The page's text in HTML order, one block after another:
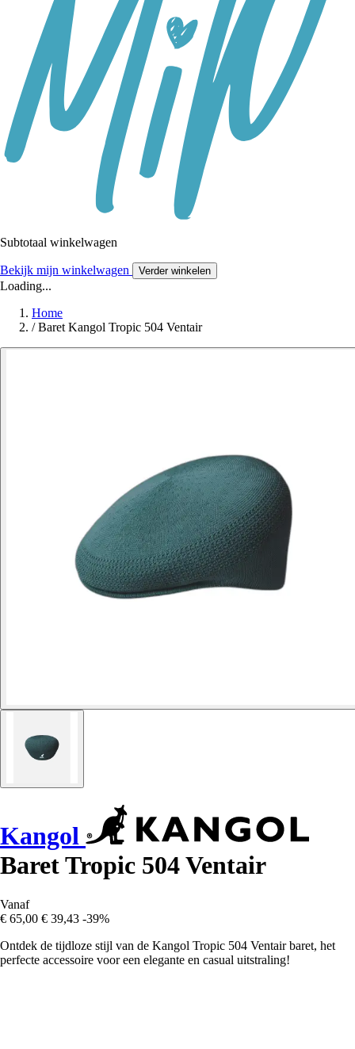
Subtotaal winkelwagen
Bekijk mijn winkelwagen Verder winkelen
Loading...
Home
/ Baret Kangol Tropic 504 Ventair
Kangol
Baret Tropic 504 Ventair
Vanaf
€ 65,00 € 39,43 -39%
Ontdek de tijdloze stijl van de Kangol Tropic 504 Ventair baret, het
perfecte accessoire voor een elegante en casual uitstraling!